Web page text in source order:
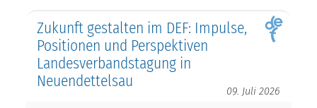
Zukunft gestalten im DEF: Impulse,
Positionen und Perspektiven
Landesverbandstagung in
Neuendettelsau
09. Juli 2026